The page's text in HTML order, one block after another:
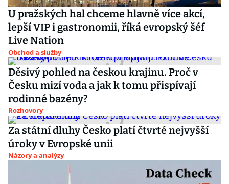
U pražských hal chceme hlavně více akcí,
lepší VIP i gastronomii, říká evropský šéf
Live Nation
Obchod a služby
Děsivý pohled na českou krajinu. Proč v
Česku mizí voda a jak k tomu přispívají
rodinné bazény?
Rozhovory
Za státní dluhy Česko platí čtvrté nejvyšší
úroky v Evropské unii
Názory a analýzy